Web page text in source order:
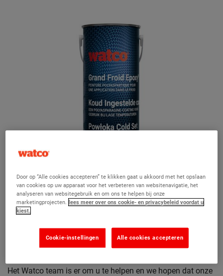
Koud Ingestelde Coating
Hebt u een vraag?
Het Watco team is er om u te helpen en we hopen dat onze
Door op “Alle cookies accepteren” te klikken gaat u akkoord met het opslaan
van cookies op uw apparaat voor het verbeteren van websitenavigatie, het
analyseren van websitegebruik en om ons te helpen bij onze
marketingprojecten. lees meer over ons cookie- en privacybeleid voordat u
kiest.
Alle cookies accepteren
Cookie-instellingen